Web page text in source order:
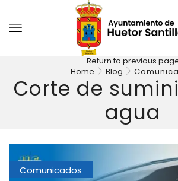
Return to previous
Home
Blog
Corte de
agua
Comunicados